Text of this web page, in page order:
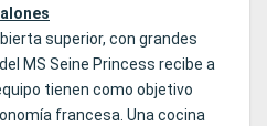
superior, con grandes
MS Seine Princess recibe a
tienen como objetivo
francesa. Una cocina